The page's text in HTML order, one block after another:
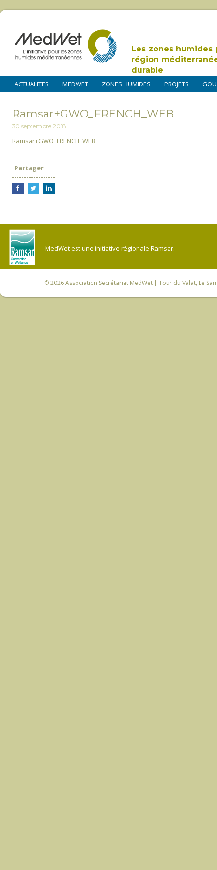
Les zones humides
région
durable
ACTUALITES MEDWET ZONES HUMIDES PROJETS
Ramsar+GWO_FRENCH_WEB
30 septembre 2018
Ramsar+GWO_FRENCH_WEB
Partager
MedWet est une initiative régionale Ramsar.
© 2026Association Secrétariat MedWet | Tour du Valat, Le